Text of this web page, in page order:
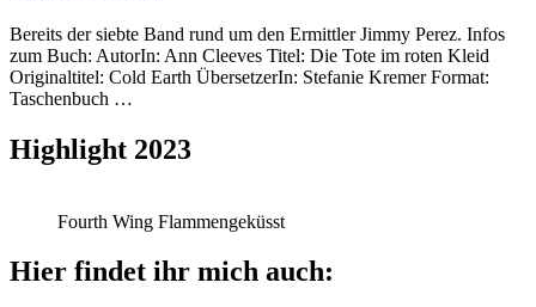
Bereits der siebte Band rund um den Ermittler Jimmy Perez. Infos
zum Buch: AutorIn: Ann Cleeves Titel: Die Tote im roten Kleid
Originaltitel: Cold Earth ÜbersetzerIn: Stefanie Kremer Format:
Taschenbuch …
Highlight 2023
Fourth Wing Flammengeküsst
Hier findet ihr mich auch: